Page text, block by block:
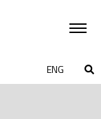
ENG